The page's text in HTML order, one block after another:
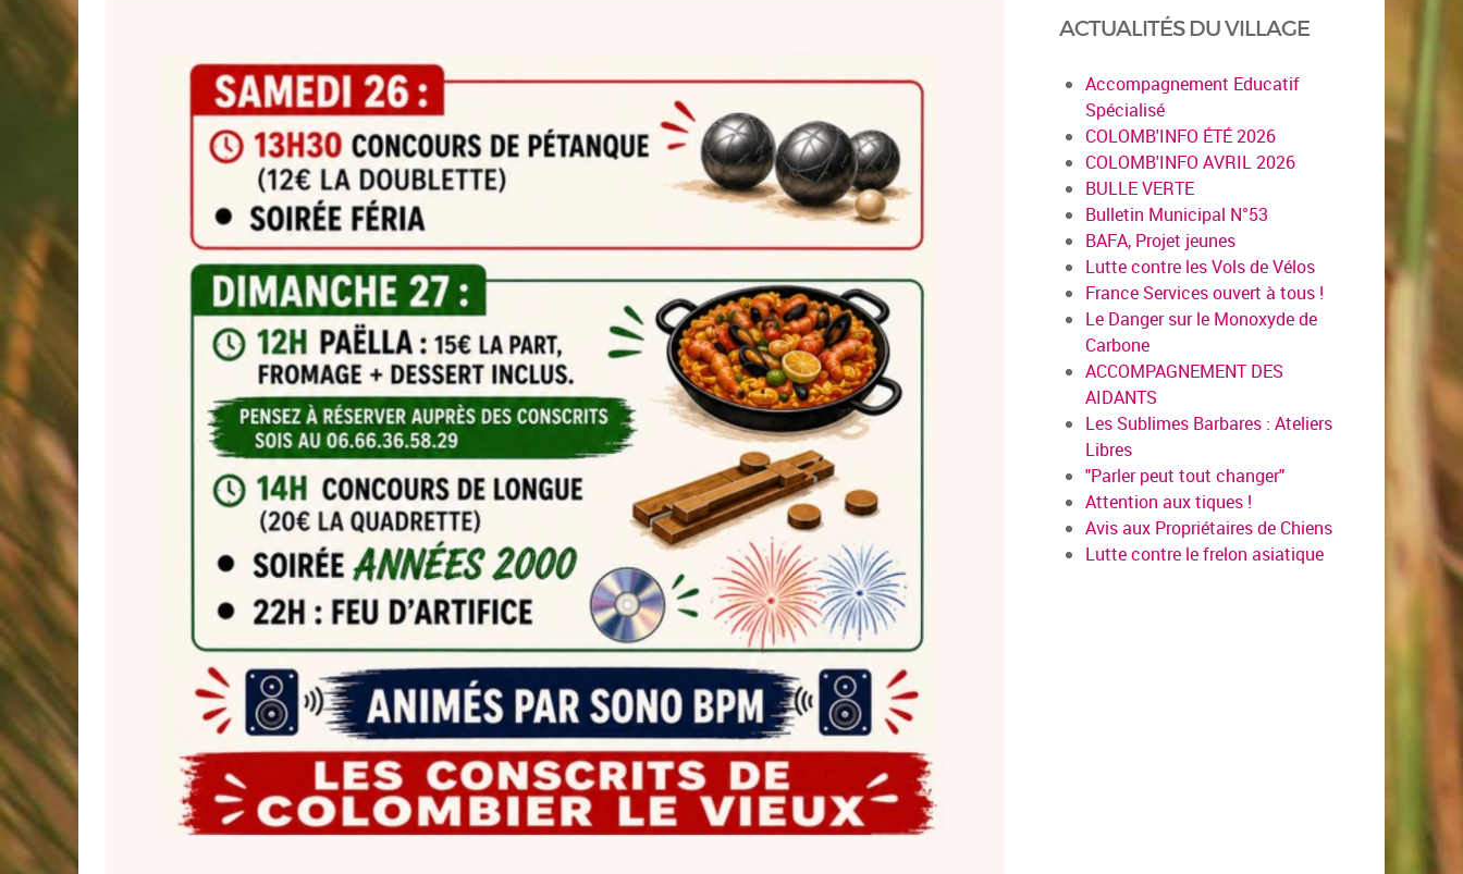
ACTUALITÉS DU VILLAGE
Accompagnement Educatif
Spécialisé
COLOMB'INFO ÉTÉ 2026
COLOMB'INFO AVRIL 2026
BULLE VERTE
Bulletin Municipal N°53
BAFA, Projet jeunes
Lutte contre les Vols de Vélos
France Services ouvert à tous !
Le Danger sur le Monoxyde de
Carbone
ACCOMPAGNEMENT DES
AIDANTS
Les Sublimes Barbares : Ateliers
Libres
"Parler peut tout changer"
Attention aux tiques !
Avis aux Propriétaires de Chiens
Lutte contre le frelon asiatique